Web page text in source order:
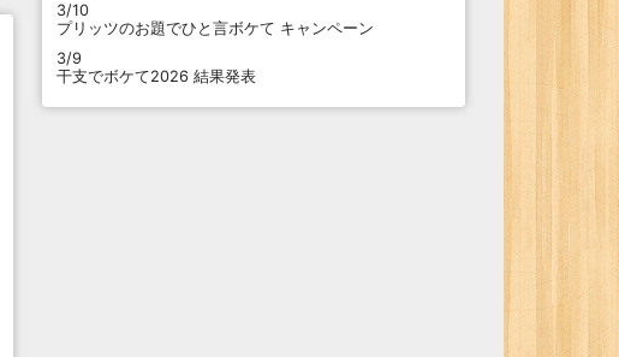
3/10
プリッツのお題でひと言ボケて キャンペーン
3/9
干支でボケて2026 結果発表